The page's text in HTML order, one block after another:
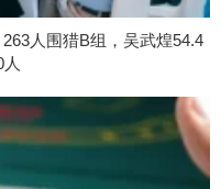
人围猎B组，吴武煌54.4